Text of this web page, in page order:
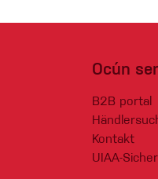
Ocún
B2B portal
Kontakt
UIAA-